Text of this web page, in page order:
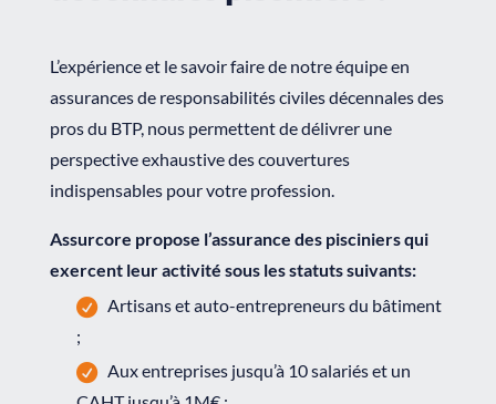
L’expérience et le savoir faire de notre équipe en
assurances de responsabilités civiles décennales des
pros du BTP, nous permettent de délivrer une
perspective exhaustive des couvertures
indispensables pour votre profession.
Assurcore propose l’assurance des pisciniers qui
exercent leur activité sous les statuts suivants:
Artisans et auto-entrepreneurs du bâtiment
;
Aux entreprises jusqu’à 10 salariés et un